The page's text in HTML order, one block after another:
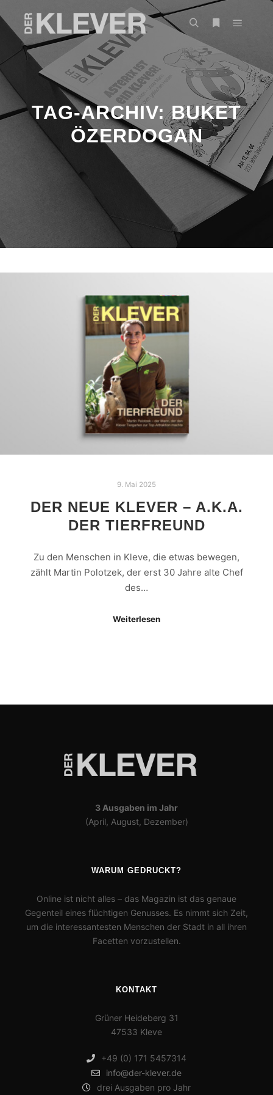
TAG-ARCHIV:BUKET
ÖZERDOGAN
9. Mai 2025
DER NEUE KLEVER – A.K.A.
DER TIERFREUND
Zu den Menschen in Kleve, die etwas bewegen,
zählt Martin Polotzek, der erst 30 Jahre alte Chef
des…
Weiterlesen
3 Ausgaben im Jahr
(April, August, Dezember)
WARUM GEDRUCKT?
Online ist nicht alles – das Magazin ist das genaue
Gegenteil eines flüchtigen Genusses. Es nimmt sich Zeit,
um die interessantesten Menschen der Stadt in all ihren
Facetten vorzustellen.
KONTAKT
Grüner Heideberg 31
47533 Kleve
+49 (0) 171 5457314
info@der-klever.de
drei Ausgaben pro Jahr